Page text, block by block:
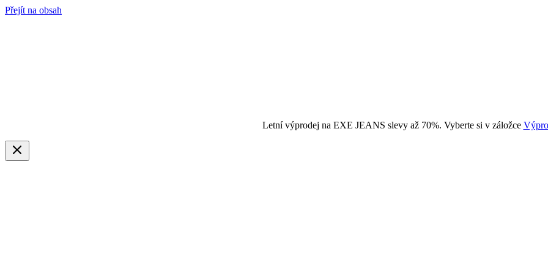
Přejít na obsah
Letní výprodej na EXE JEANS slevy až 70%. Vyberte si v záložce